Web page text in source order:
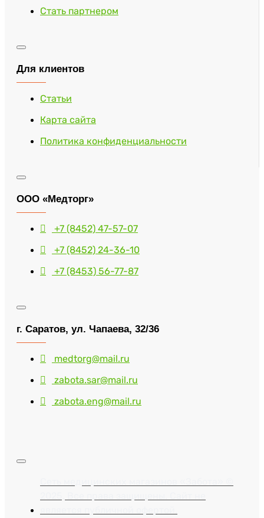
Стать партнером
Для клиентов
Статьи
Карта сайта
Политика конфиденциальности
ООО «Медторг»
+7 (8452) 47-57-07
+7 (8452) 24-36-10
+7 (8453) 56-77-87
г. Саратов, ул. Чапаева, 32/36
medtorg@mail.ru
zabota.sar@mail.ru
zabota.eng@mail.ru